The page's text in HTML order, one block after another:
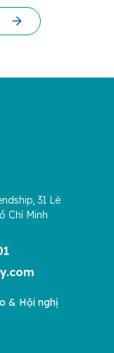
31 Lê
Chí Minh
& Hội nghị